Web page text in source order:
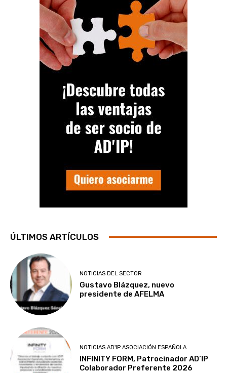
ÚLTIMOS ARTÍCULOS
NOTICIAS DEL SECTOR
Gustavo Blázquez, nuevo
presidente de AFELMA
NOTICIAS AD'IP ASOCIACIÓN ESPAÑOLA
INFINITY FORM, Patrocinador AD’IP
Colaborador Preferente 2026